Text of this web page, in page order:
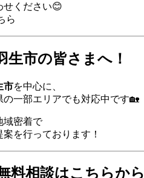
せください😊
ら
生市の皆さまへ！
市を中心に、
一部エリアでも対応中です🏡
域密着で
を行っております！
料相談はこちらから